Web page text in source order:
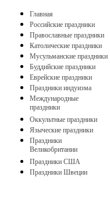
Главная
Российские праздники
Православные праздники
Католические праздники
Мусульманские праздники
Буддийские праздники
Еврейские праздники
Праздники индуизма
Международные
праздники
Оккультные праздники
Языческие праздники
Праздники
Великобритании
Праздники США
Праздники Швеции